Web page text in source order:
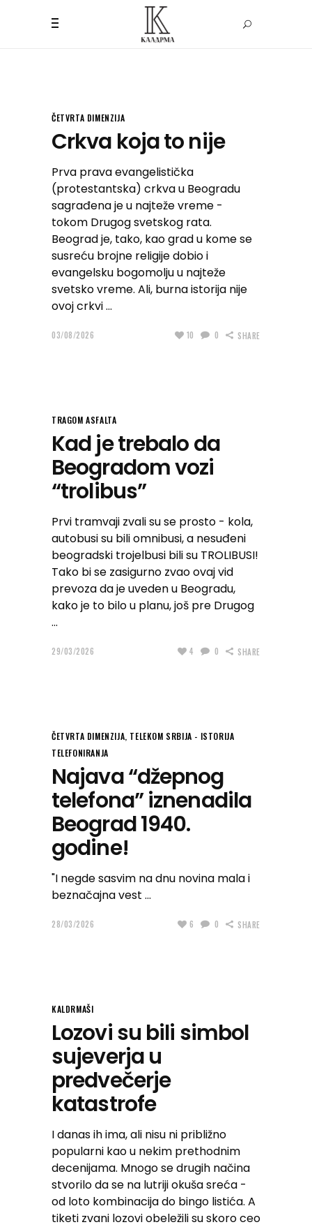
ČETVRTA DIMENZIJA
Crkva koja to nije
Prva prava evangelistička
(protestantska) crkva u Beogradu
sagrađena je u najteže vreme -
tokom Drugog svetskog rata.
Beograd je, tako, kao grad u kome se
susreću brojne religije dobio i
evangelsku bogomolju u najteže
svetsko vreme. Ali, burna istorija nije
ovoj crkvi
03/08/2026 10 0 SHARE
TRAGOM ASFALTA
Kad je trebalo da
Beogradom vozi
“trolibus”
Prvi tramvaji zvali su se prosto - kola,
autobusi su bili omnibusi, a nesuđeni
beogradski trojelbusi bili su TROLIBUSI!
Tako bi se zasigurno zvao ovaj vid
prevoza da je uveden u Beogradu,
kako je to bilo u planu, još pre Drugog
29/03/2026 4 0 SHARE
ČETVRTA DIMENZIJA, TELEKOM SRBIJA - ISTORIJA
TELEFONIRANJA
Najava “džepnog
telefona” iznenadila
Beograd 1940.
godine!
"I negde sasvim na dnu novina mala i
beznačajna vest
28/03/2026 6 0 SHARE
KALDRMAŠI
Lozovi su bili simbol
sujeverja u
predvečerje
katastrofe
I danas ih ima, ali nisu ni približno
popularni kao u nekim prethodnim
decenijama. Mnogo se drugih načina
stvorilo da se na lutriji okuša sreća -
od loto kombinacija do bingo listića. A
tiketi zvani lozovi obeležili su skoro ceo